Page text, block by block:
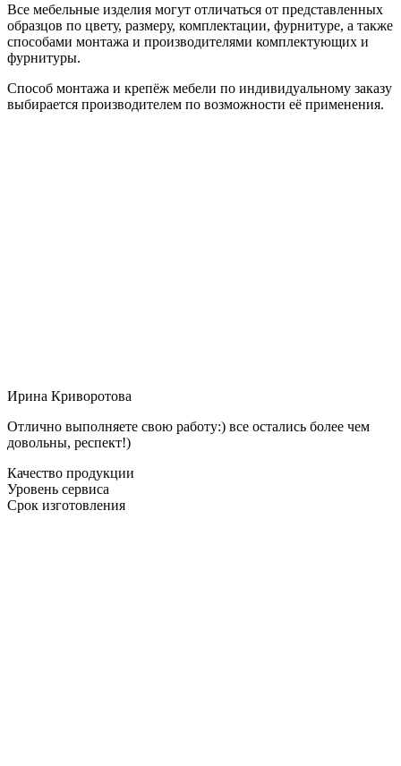
Все мебельные изделия могут отличаться от представленных
образцов по цвету, размеру, комплектации, фурнитуре, а также
способами монтажа и производителями комплектующих и
фурнитуры.
Способ монтажа и крепёж мебели по индивидуальному заказу
выбирается производителем по возможности её применения.
Ирина Криворотова
Отлично выполняете свою работу:) все остались более чем
довольны, респект!)
Качество продукции
Уровень сервиса
Срок изготовления